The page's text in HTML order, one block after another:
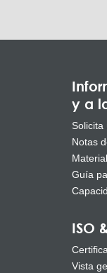
y a
Solicita
Notas
Guía
ISO
Vista